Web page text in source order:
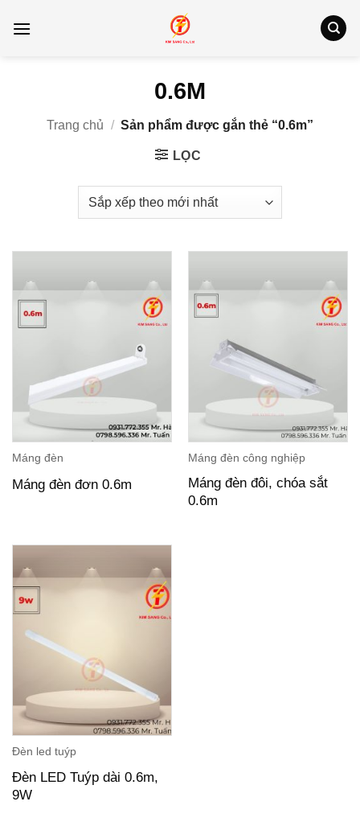
qua
0.6M
Trang chủ / Sản phẩm được gắn thẻ “0.6m”
LỌC
Máng đèn
Máng đèn đơn 0.6m
Máng đèn công nghiệp
Máng đèn đôi, chóa sắt
0.6m
Đèn led tuýp
Đèn LED Tuýp dài 0.6m,
9W